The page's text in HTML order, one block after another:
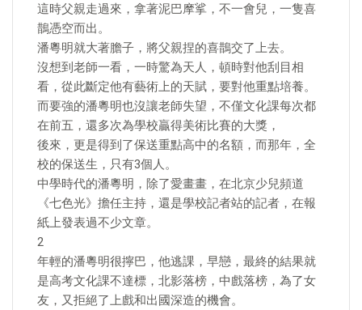
這時父親走過來，拿著泥巴摩挲，不一會兒，一隻喜
鵲憑空而出。
潘粵明就大著膽子，將父親捏的喜鵲交了上去。
沒想到老師一看，一時驚為天人，頓時對他刮目相
看，從此斷定他有藝術上的天賦，要對他重點培養。
而要強的潘粵明也沒讓老師失望，不僅文化課每次都
在前五，還多次為學校贏得美術比賽的大獎，
後來，更是得到了保送重點高中的名額，而那年，全
校的保送生，只有3個人。
中學時代的潘粵明，除了愛畫畫，在北京少兒頻道
《七色光》擔任主持，還是學校記者站的記者，在報
紙上發表過不少文章。
2
年輕的潘粵明很擰巴，他逃課，早戀，最終的結果就
是高考文化課不達標，北影落榜，中戲落榜，為了女
友，又拒絕了上戲和出國深造的機會。